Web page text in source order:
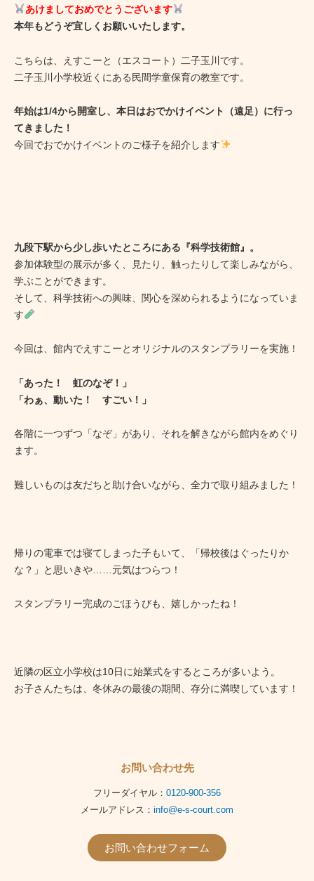
あけましておめでとうございます
本年もどうぞ宜しくお願いいたします。
こちらは、えすこーと（エスコート）二子玉川です。
二子玉川小学校近くにある民間学童保育の教室です。
年始は1/4から開室し、本日はおでかけイベント（遠足）に行っ
てきました！
今回でおでかけイベントのご様子を紹介します
九段下駅から少し歩いたところにある『科学技術館』。
参加体験型の展示が多く、見たり、触ったりして楽しみながら、
学ぶことができます。
そして、科学技術への興味、関心を深められるようになっていま
す
今回は、館内でえすこーとオリジナルのスタンプラリーを実施！
「あった！ 虹のなぞ！」
「わぁ、動いた！ すごい！」
各階に一つずつ「なぞ」があり、それを解きながら館内をめぐり
ます。
難しいものは友だちと助け合いながら、全力で取り組みました！
帰りの電車では寝てしまった子もいて、「帰校後はぐったりか
な？」と思いきや……元気はつらつ！
スタンプラリー完成のごほうびも、嬉しかったね！
近隣の区立小学校は10日に始業式をするところが多いよう。
お子さんたちは、冬休みの最後の期間、存分に満喫しています！
お問い合わせ先
フリーダイヤル： 0120-900-356
メールアドレス： info@e-s-court.com
お問い合わせフォーム